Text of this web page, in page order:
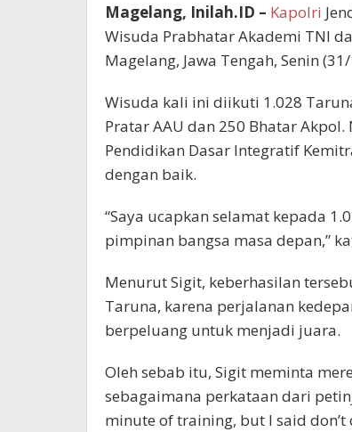
Magelang, Inilah.ID – Kapolri
Wisuda Prabhatar Akademi TNI
Magelang, Jawa Tengah, Senin
Wisuda kali ini diikuti 1.028
Pratar AAU dan 250 Bhatar
Pendidikan Dasar Integratif
dengan baik.
“Saya ucapkan selamat kepada
pimpinan bangsa masa depan,”
Menurut Sigit, keberhasilan
Taruna, karena perjalanan
berpeluang untuk menjadi juara.
Oleh sebab itu, Sigit meminta
sebagaimana perkataan dari
minute of training, but I said